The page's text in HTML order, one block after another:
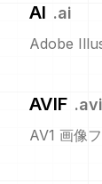
AI .ai
Adobe
AVIF .
AV1 画像